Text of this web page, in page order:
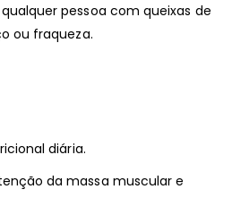
pessoa com queixas de
ou fraqueza.
diária.
da massa muscular e